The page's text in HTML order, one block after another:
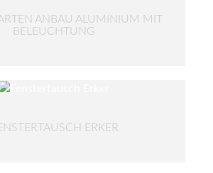
ANBAU ALUMINIUM MIT
BELEUCHTUNG
ERKER